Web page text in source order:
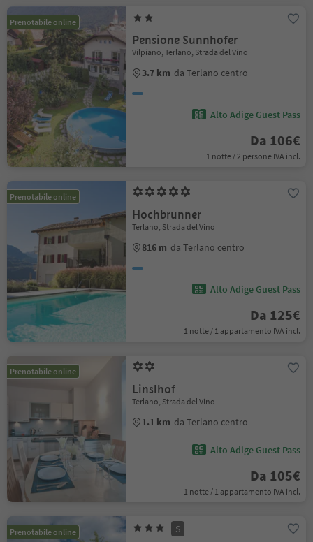
Prenotabile online
Pensione Sunnhofer
Vilpiano, Terlano, Strada del Vino
3.7 km da Terlano centro
Alto Adige Guest Pass
Da 106€
1 notte / 2 persone IVA incl.
Prenotabile online
Hochbrunner
Terlano, Strada del Vino
816 m da Terlano centro
Alto Adige Guest Pass
Da 125€
1 notte / 1 appartamento IVA incl.
Prenotabile online
Linslhof
Terlano, Strada del Vino
1.1 km da Terlano centro
Alto Adige Guest Pass
Da 105€
1 notte / 1 appartamento IVA incl.
Prenotabile online S